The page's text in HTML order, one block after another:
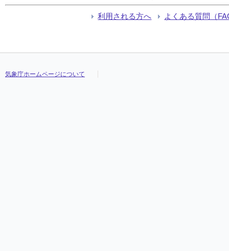
利用される方へ よくある質問（
気象庁ホームページについて